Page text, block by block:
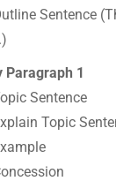
Sentence
Paragraph 1
Sentence
Topic